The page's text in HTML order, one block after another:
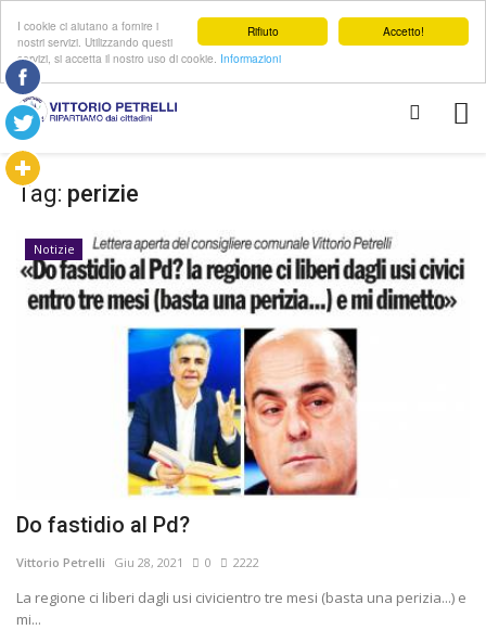
Accetto!
Rifiuto
I cookie ci aiutano a fornire i
nostri servizi. Utilizzando questi
servizi, si accetta il nostro uso di cookie. Informazioni
Tag: perizie
Notizie
Do fastidio al Pd?
Vittorio Petrelli Giu 28, 2021 0 2222
La regione ci liberi dagli usi civicientro tre mesi (basta una perizia...) e
mi...